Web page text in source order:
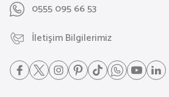
0555 095 66 53
İletişim Bilgilerimiz